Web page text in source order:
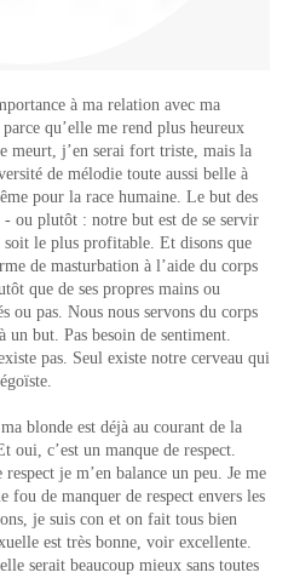
à ma relation avec ma
qu’elle me rend plus heureux
meurt, j’en serai fort triste, mais la
de mélodie toute aussi belle à
pour la race humaine. Le but des
- ou plutôt : notre but est de se servir
soit le plus profitable. Et disons que
de masturbation à l’aide du corps
que de ses propres mains ou
ou pas. Nous nous servons du corps
un but. Pas besoin de sentiment.
pas. Seul existe notre cerveau qui
blonde est déjà au courant de la
oui, c’est un manque de respect.
je m’en balance un peu. Je me
fou de manquer de respect envers les
je suis con et on fait tous bien
est très bonne, voir excellente.
serait beaucoup mieux sans toutes